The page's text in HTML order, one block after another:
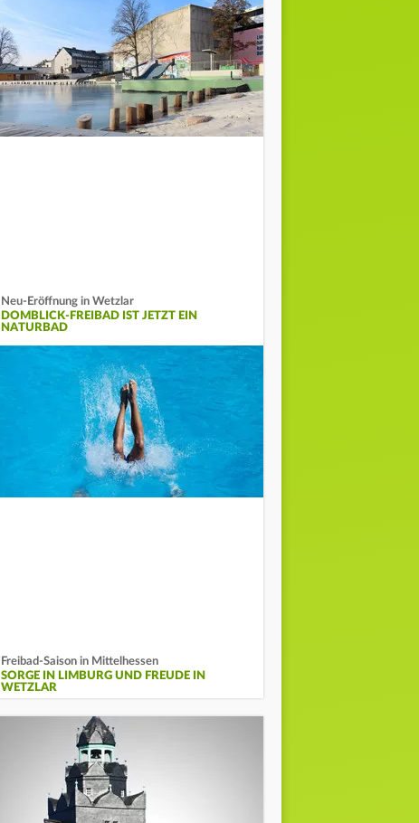
Neu-Eröffnung in Wetzlar
DOMBLICK-FREIBAD IST JETZT EIN
NATURBAD
Freibad-Saison in Mittelhessen
SORGE IN LIMBURG UND FREUDE IN
WETZLAR